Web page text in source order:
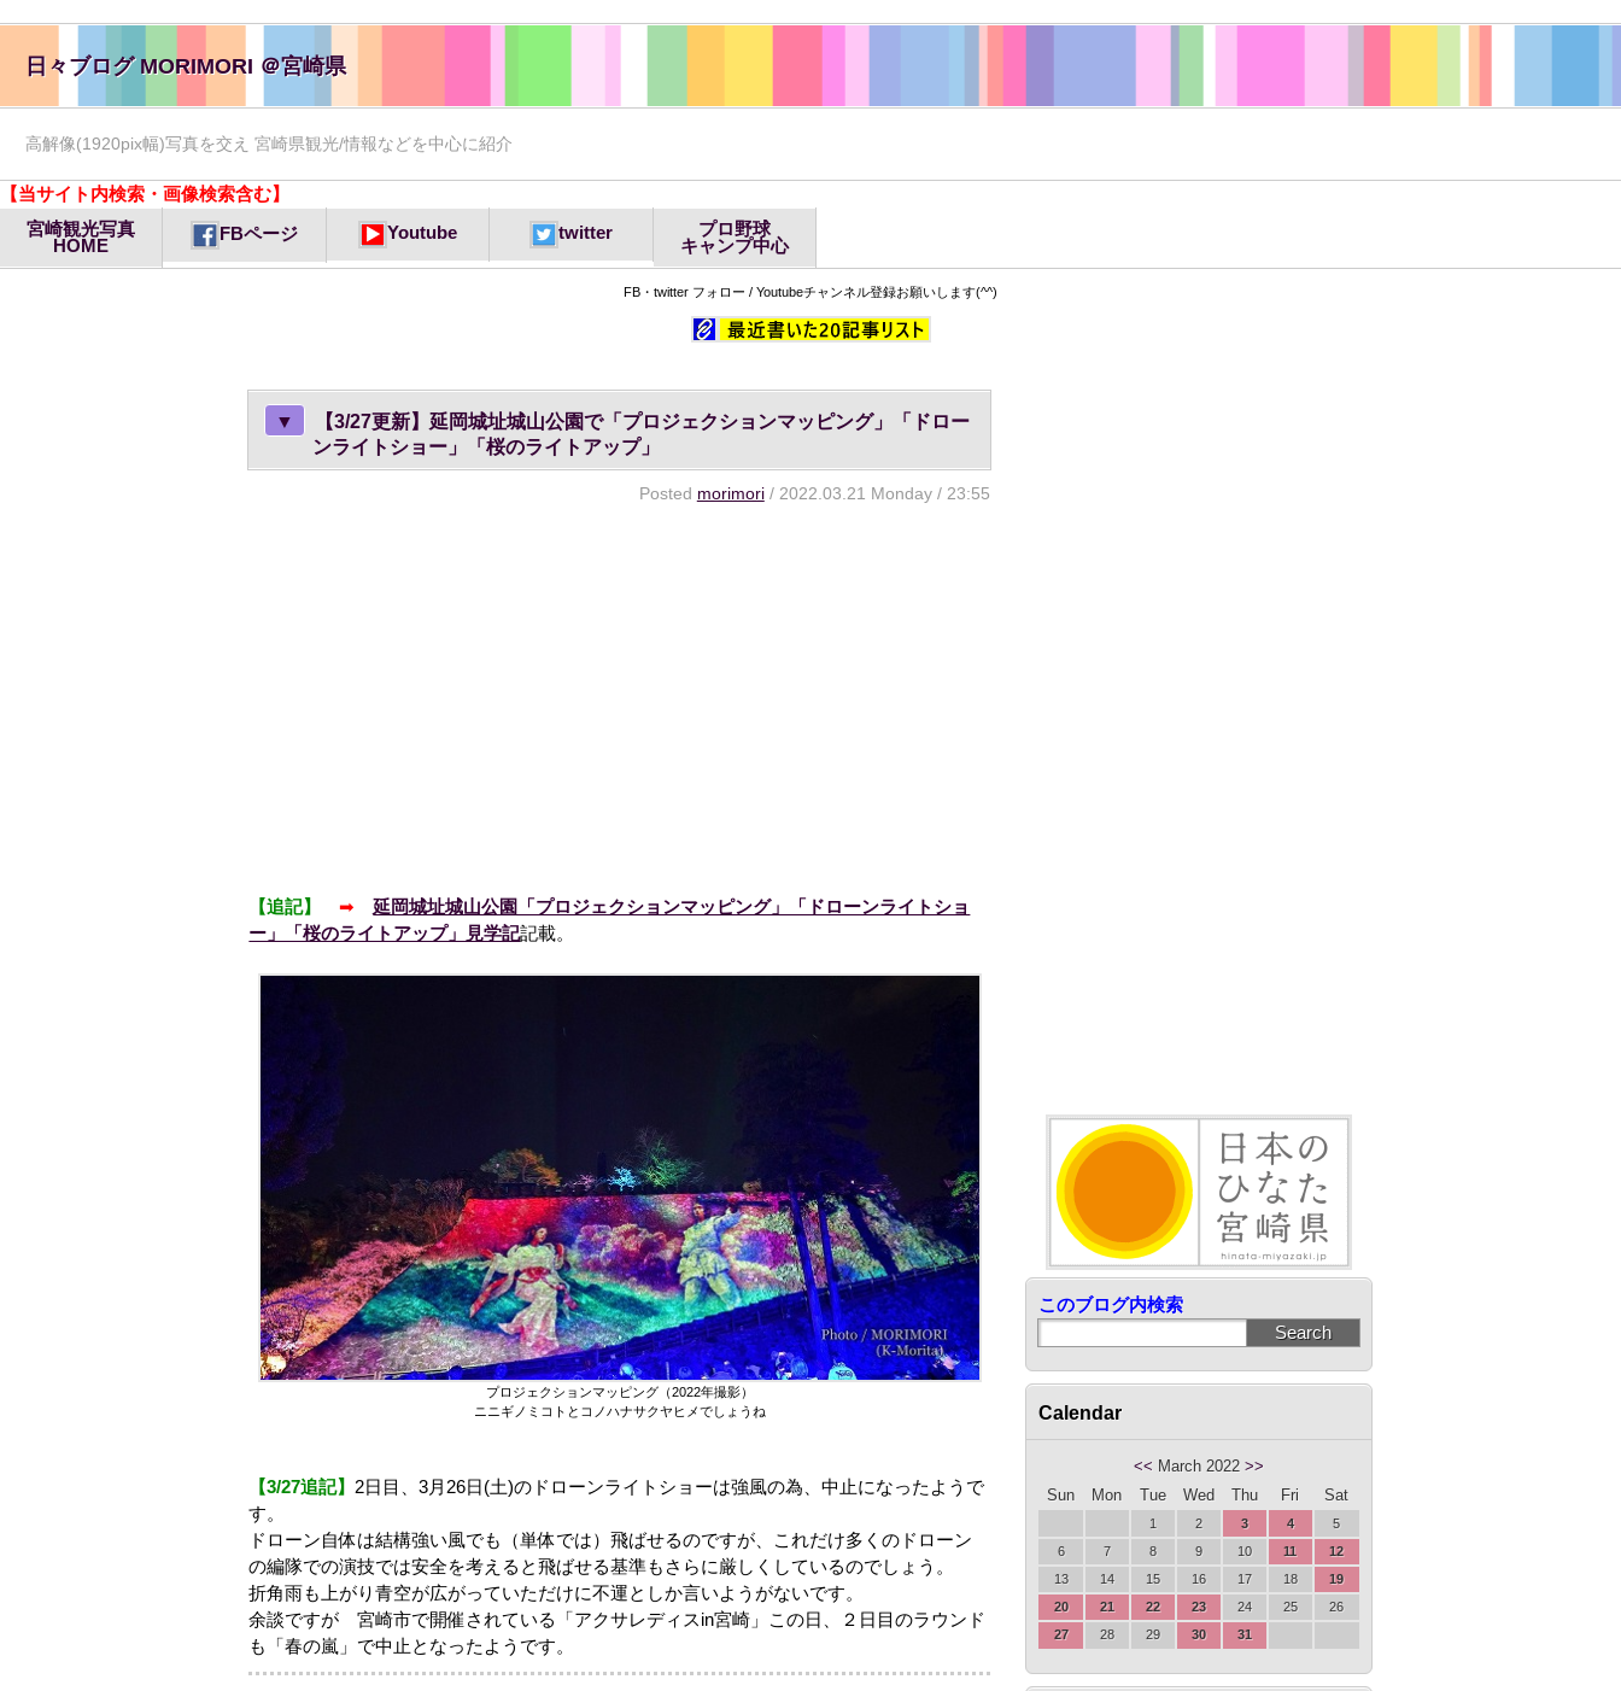
日々ブログ MORIMORI ＠宮崎県
高解像(1920pix幅)写真を交え 宮崎県観光/情報などを中心に紹介
【当サイト内検索・画像検索含む】
宮崎観光写真
HOME
FBページ Youtube twitter
プロ野球
キャンプ中心
FB・twitter フォロー / Youtubeチャンネル登録お願いします(^^)
▼
【3/27更新】延岡城址城山公園で「プロジェクションマッピング」「ドロー
ンライトショー」「桜のライトアップ」
Posted morimori/ 2022.03.21 Monday / 23:55
【追記】 ➡
延岡城址城山公園「プロジェクションマッピング」「ドローンライトショ
ー」「桜のライトアップ」見学記記載。
プロジェクションマッピング（2022年撮影）
ニニギノミコトとコノハナサクヤヒメでしょうね
【3/27追記】 2日目、3月26日(土)のドローンライトショーは強風の為、中止になったようで
す。
ドローン自体は結構強い風でも（単体では）飛ばせるのですが、これだけ多くのドローン
の編隊での演技では安全を考えると飛ばせる基準もさらに厳しくしているのでしょう。
折角雨も上がり青空が広がっていただけに不運としか言いようがないです。
余談ですが 宮崎市で開催されている「アクサレディスin宮崎」この日、２日目のラウンド
も「春の嵐」で中止となったようです。
このブログ内検索
Calendar
<< March 2022 >>
Sun
Mon Tue Wed Thu Fri Sat
1 2 3 4
5
6
7 8 9 10 11
12
13
14 15 16 17 18
19
20
21 22 23 24 25
26
27
28 29 30 31